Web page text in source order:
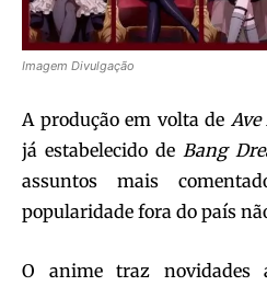
Imagem Divulgação
A produção em volta de
já estabelecido de Bang
assuntos mais
popularidade fora do país
O anime traz novidades